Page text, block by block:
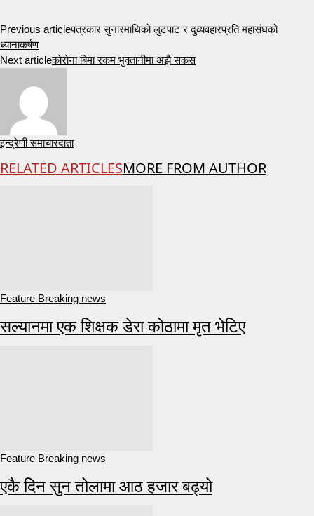
Previous articleपत्रकार सुनारमाथिको लुटपाट र दुव्र्यवहारप्रति महासंघको
ध्यानाकर्षण
Next articleकोरोना बिमा रकम भुक्तानीमा अझै सकस
इन्द्रेणी समाचारदाता
RELATED ARTICLESMORE FROM AUTHOR
Feature Breaking news
सल्यानमा एक शिक्षक डेरा कोठामा मृत भेटिए
Feature Breaking news
एकै दिन सुन तोलामा आठ हजार बढ्यो